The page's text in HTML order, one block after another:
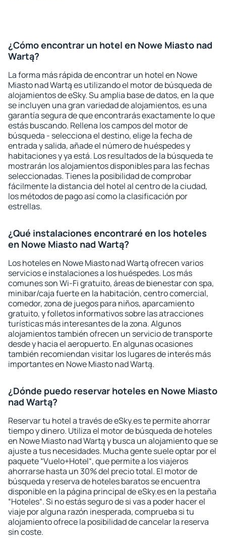
¿Cómo encontrar un hotel en Nowe Miasto nad
Wartą?
La forma más rápida de encontrar un hotel en Nowe
Miasto nad Wartą es utilizando el motor de búsqueda de
alojamientos de eSky. Su amplia base de datos, en la que
se incluyen una gran variedad de alojamientos, es una
garantía segura de que encontrarás exactamente lo que
estás buscando. Rellena los campos del motor de
búsqueda - selecciona el destino, elige la fecha de
entrada y salida, añade el número de huéspedes y
habitaciones y ya está. Los resultados de la búsqueda te
mostrarán los alojamientos disponibles para las fechas
seleccionadas. Tienes la posibilidad de comprobar
fácilmente la distancia del hotel al centro de la ciudad,
los métodos de pago así como la clasificación por
estrellas.
¿Qué instalaciones encontraré en los hoteles
en Nowe Miasto nad Wartą?
Los hoteles en Nowe Miasto nad Wartą ofrecen varios
servicios e instalaciones a los huéspedes. Los más
comunes son Wi-Fi gratuito, áreas de bienestar con spa,
minibar/caja fuerte en la habitación, centro comercial,
comedor, zona de juegos para niños, aparcamiento
gratuito, y folletos informativos sobre las atracciones
turísticas más interesantes de la zona. Algunos
alojamientos también ofrecen un servicio de transporte
desde y hacia el aeropuerto. En algunas ocasiones
también recomiendan visitar los lugares de interés más
importantes en Nowe Miasto nad Wartą.
¿Dónde puedo reservar hoteles en Nowe Miasto
nad Wartą?
Reservar tu hotel a través de eSky.es te permite ahorrar
tiempo y dinero. Utiliza el motor de búsqueda de hoteles
en Nowe Miasto nad Wartą y busca un alojamiento que se
ajuste a tus necesidades. Mucha gente suele optar por el
paquete “Vuelo+Hotel“, que permite a los viajeros
ahorrarse hasta un 30% del precio total. El motor de
búsqueda y reserva de hoteles baratos se encuentra
disponible en la página principal de eSky.es en la pestaña
“Hoteles“. Si no estás seguro de si vas a poder hacer el
viaje por alguna razón inesperada, comprueba si tu
alojamiento ofrece la posibilidad de cancelar la reserva
sin coste.